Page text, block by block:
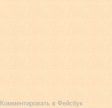
Комментировать в Фейсбук